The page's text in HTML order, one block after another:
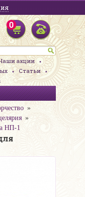
0
акции
Статьи
НП-1